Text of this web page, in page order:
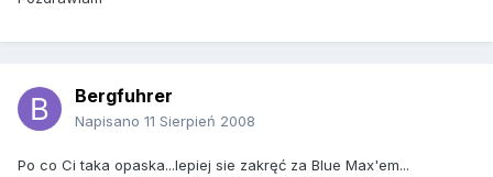
Bergfuhrer
Napisano 11 Sierpień 2008
Po co Ci taka opaska...lepiej sie zakręć za Blue Max'em...